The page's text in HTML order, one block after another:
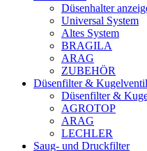
Düsenhalter
Universal System
Altes System
BRAGILA
ARAG
ZUBEHÖR
Düsenfilter &
Düsenfilter &
AGROTOP
ARAG
LECHLER
Saug- und Druckfilter